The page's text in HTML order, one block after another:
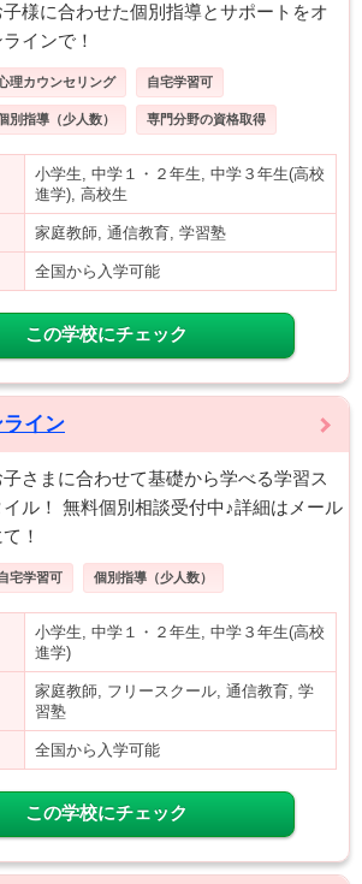
子様に合わせた個別指導とサポートをオ
ラインで！
理カウンセリング 自宅学習可
別指導（少人数） 専門分野の資格取得
小学生, 中学１・２年生, 中学３年生(高校
進学), 高校生
家庭教師, 通信教育, 学習塾
全国から入学可能
この学校にチェック
イン
子さまに合わせて基礎から学べる学習ス
イル！ 無料個別相談受付中♪詳細はメール
！
宅学習可 個別指導（少人数）
小学生, 中学１・２年生, 中学３年生(高校
進学)
家庭教師, フリースクール, 通信教育, 学
習塾
全国から入学可能
この学校にチェック